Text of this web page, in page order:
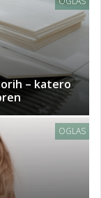
– katero
OGLAS